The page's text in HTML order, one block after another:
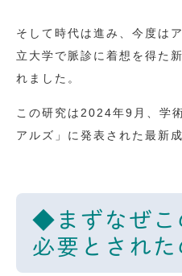
そして時代は進み、今度は
立大学で脈診に着想を得た
れました。
この研究は2024年9月、学
アルズ」に発表された最新成
◆まずなぜこ
必要とされた